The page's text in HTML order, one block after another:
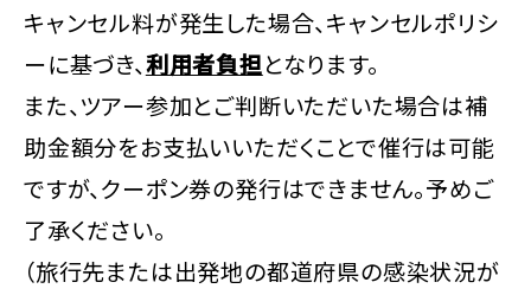
キャンセル料が発生した場合、キャンセルポリシ
ーに基づき、利用者負担となります。
また、ツアー参加とご判断いただいた場合は補
助金額分をお支払いいただくことで催行は可能
ですが、クーポン券の発行はできません。予めご
了承ください。
（旅行先または出発地の都道府県の感染状況が